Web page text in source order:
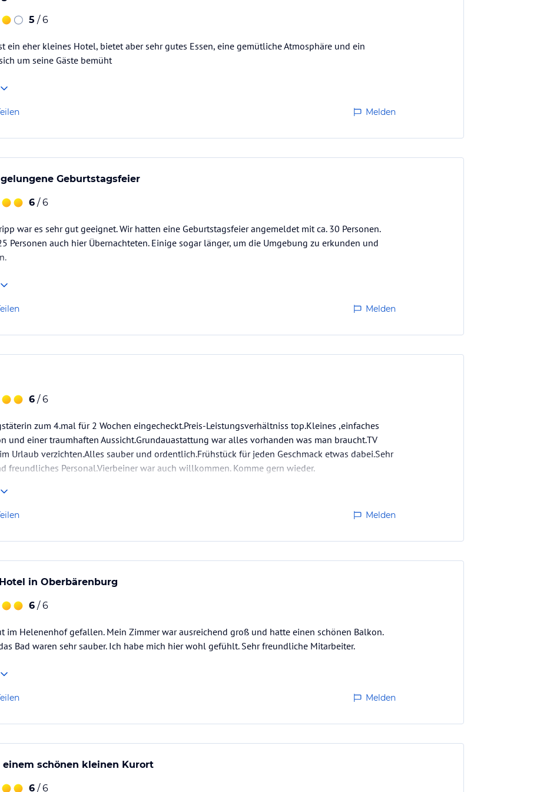
5 / 6
ein eher kleines Hotel, bietet aber sehr gutes Essen, eine gemütliche Atmosphäre und ein
um seine Gäste bemüht
Melden
Geburtstagsfeier
6 / 6
war es sehr gut geeignet. Wir hatten eine Geburtstagsfeier angemeldet mit ca. 30 Personen.
Personen auch hier Übernachteten. Einige sogar länger, um die Umgebung zu erkunden und
Melden
6 / 6
zum 4.mal für 2 Wochen eingecheckt.Preis-Leistungsverhältniss top.Kleines ,einfaches
und einer traumhaften Aussicht.Grundauastattung war alles vorhanden was man braucht.TV
Urlaub verzichten.Alles sauber und ordentlich.Frühstück für jeden Geschmack etwas dabei.Sehr
freundliches Personal.Vierbeiner war auch willkommen. Komme gern wieder.
Melden
in Oberbärenburg
6 / 6
im Helenenhof gefallen. Mein Zimmer war ausreichend groß und hatte einen schönen Balkon.
Bad waren sehr sauber. Ich habe mich hier wohl gefühlt. Sehr freundliche Mitarbeiter.
Melden
schönen kleinen Kurort
6 / 6